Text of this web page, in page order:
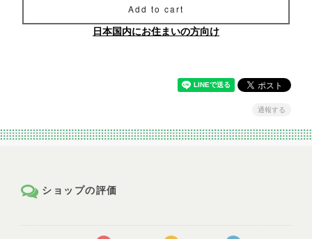
Add to cart
日本国内にお住まいの方向け
通報する
ショップの評価